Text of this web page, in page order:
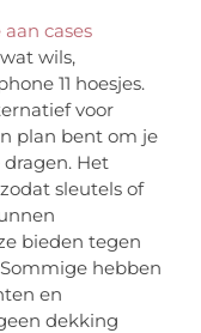
cases
wils,
11 hoesjes.
voor
plan bent om je
Het
sleutels of
bieden tegen
hebben
en
dekking